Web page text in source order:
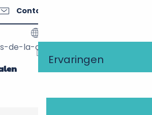
Ervaringen
Contacteer ons
de-la-charbonniere.com